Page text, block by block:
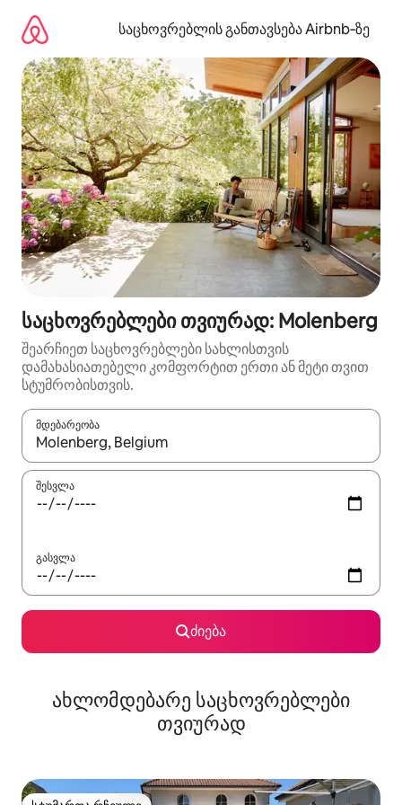
გადასვლა
საცხოვრებლის განთავსება Airbnb‑ზე
საცხოვრებლები თვიურად: Molenberg
შეარჩიეთ საცხოვრებლები სახლისთვის
დამახასიათებელი კომფორტით ერთი ან მეტი თვით
სტუმრობისთვის.
მდებარეობა
როცა შედეგები ხელმისაწვდომი გახდება, ნავიგაციისთვის
შესვლა
გასვლა
ძიება
ახლომდებარე საცხოვრებლები
თვიურად